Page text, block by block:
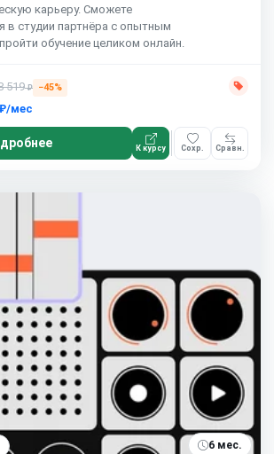
карьеру. Сможете
в студии партнёра с опытным
обучение целиком онлайн.
519₽
−45%
мес
К курсу Сохр. Сравн.
6 мес.